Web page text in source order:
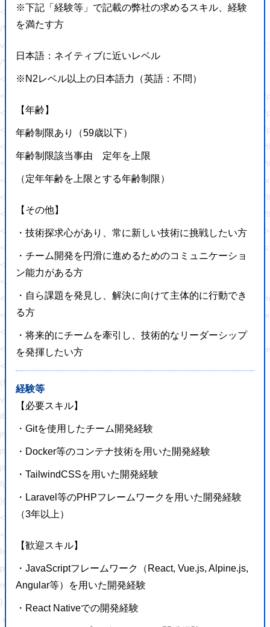
※下記「経験等」で記載の弊社の求めるスキル、経験
を満たす方
日本語：ネイティブに近いレベル
※N2レベル以上の日本語力（英語：不問）
【年齢】
年齢制限あり（59歳以下）
年齢制限該当事由 定年を上限
（定年年齢を上限とする年齢制限）
【その他】
・技術探求心があり、常に新しい技術に挑戦したい方
・チーム開発を円滑に進めるためのコミュニケーショ
ン能力がある方
・自ら課題を発見し、解決に向けて主体的に行動でき
る方
・将来的にチームを牽引し、技術的なリーダーシップ
を発揮したい方
経験等
【必要スキル】
・Gitを使用したチーム開発経験
・Docker等のコンテナ技術を用いた開発経験
・TailwindCSSを用いた開発経験
・Laravel等のPHPフレームワークを用いた開発経験
（3年以上）
【歓迎スキル】
・JavaScriptフレームワーク（React, Vue.js, Alpine.js,
Angular等）を用いた開発経験
・React Nativeでの開発経験
<script type='text/javascript' id='responsive-lightbox-js-extra'>
/* <![CDATA[ */
var rlArgs =
/* ]]> */
</script>
<script type='text/javascript' src='https://hajimecreate.com/wp-
<script type='text/javascript' src='https://hajimecreate.com/wp-
<script type='text/javascript' src='https://hajimecreate.com/wp-
<script type='text/javascript' src='https://hajimecreate.com/wp-
<script type='text/javascript' src='https://hajimecreate.com/wp-
<script type='text/javascript' src='https://cdn.jsdelivr.net/npm/shuffle-
<script type='text/javascript' src='https://hajimecreate.com/wp-
<script type='text/javascript' src='https://hajimecreate.com/wp-
<link rel="https://api.w.org/" href="https://hajimecreate.com/wp-json/"
<link rel="wlwmanifest" type="application/wlwmanifest+xml"
<meta name="generator" content="WordPress 5.8.1" />
<link rel='shortlink' href='https://wp.me/P9lQxV-5' />
<link rel="alternate" type="application/json+oembed" href="https://
<link rel="alternate" type="text/xml+oembed" href="https://
<link rel='dns-prefetch' href='//v0.wordpress.com'/>
<style type='text/css'>img#wpstats{display:none}</style><style
<!-- BEGIN: WP Social Bookmarking Light HEAD --><script>
(function (d, s, id) {
var js, fjs = d.getElementsByTagName(s)[0];
if (d.getElementById(id)) return;
js = d.createElement(s);
js.id = id;
js.src = "//connect.facebook.net/ja_JP/sdk.js#xfbml=1&version=v2.7";
fjs.parentNode.insertBefore(js, fjs);
}(document, 'script', 'facebook-jssdk'));
</script>
<style type="text/css">.wp_social_bookmarking_light{
border: 0 !important;
padding: 10px 0 20px 0 !important;
margin: 0 !important;
}
.wp_social_bookmarking_light div{